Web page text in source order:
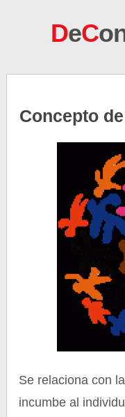
DeC
Concepto
Se relaciona con
incumbe al